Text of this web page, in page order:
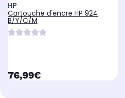
HP
Cartouche d'encre HP 924
B/Y/C/M
currentPrice
76,99€